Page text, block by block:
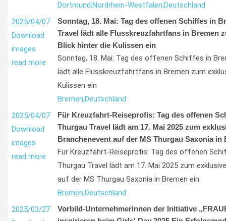
Dortmund;Nordrhein-Westfalen;Deutschland
2025/04/07
Download
images
read more
Sonntag, 18. Mai: Tag des offenen Schiffes in
Travel lädt alle Flusskreuzfahrtfans in Bremen
Blick hinter die Kulissen ein
Sonntag, 18. Mai: Tag des offenen Schiffes in
lädt alle Flusskreuzfahrtfans in Bremen zum
Kulissen ein
Bremen,Deutschland
2025/04/07
Download
images
read more
Für Kreuzfahrt-Reiseprofis: Tag des offenen
Thurgau Travel lädt am 17. Mai 2025 zum
Branchenevent auf der MS Thurgau Saxonia in
Für Kreuzfahrt-Reiseprofis: Tag des offenen
Thurgau Travel lädt am 17. Mai 2025 zum
auf der MS Thurgau Saxonia in Bremen ein
Bremen,Deutschland
2025/03/27
Vorbild-Unternehmerinnen der Initiative